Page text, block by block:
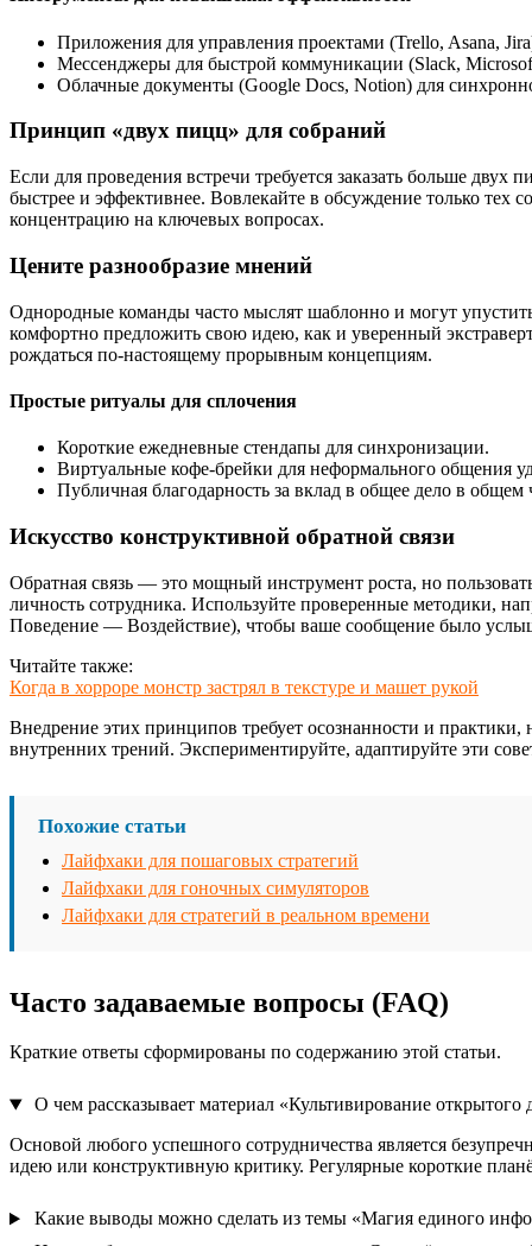
Приложения для управления проектами (Trello, Asana,
Мессенджеры для быстрой коммуникации (Slack,
Облачные документы (Google Docs, Notion) для
Принцип «двух пицц» для собраний
Если для проведения встречи требуется заказать больше
быстрее и эффективнее. Вовлекайте в обсуждение только тех
концентрацию на ключевых вопросах.
Цените разнообразие мнений
Однородные команды часто мыслят шаблонно и могут
комфортно предложить свою идею, как и уверенный
рождаться по-настоящему прорывным концепциям.
Простые ритуалы для сплочения
Короткие ежедневные стендапы для синхронизации.
Виртуальные кофе-брейки для неформального общения
Публичная благодарность за вклад в общее дело в общем
Искусство конструктивной обратной связи
Обратная связь — это мощный инструмент роста, но
личность сотрудника. Используйте проверенные методики,
Поведение — Воздействие), чтобы ваше сообщение было
Читайте также:
Когда в хорроре монстр застрял в текстуре и машет рукой
Внедрение этих принципов требует осознанности и практики,
внутренних трений. Экспериментируйте, адаптируйте эти
Похожие статьи
Лайфхаки для пошаговых стратегий
Лайфхаки для гоночных симуляторов
Лайфхаки для стратегий в реальном времени
Часто задаваемые вопросы (FAQ)
Краткие ответы сформированы по содержанию этой статьи.
О чем рассказывает материал «Культивирование открытого
Основой любого успешного сотрудничества является
идею или конструктивную критику. Регулярные короткие
Какие выводы можно сделать из темы «Магия единого